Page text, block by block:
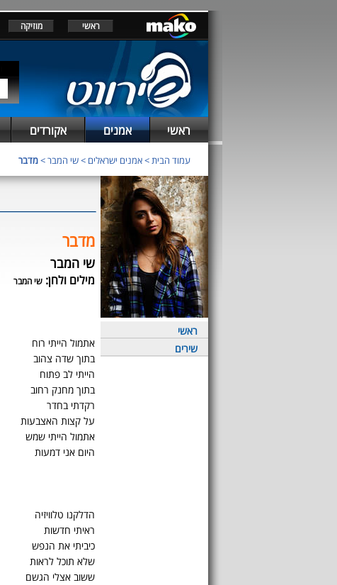
ראשי מוזיקה
ראשי אמנים אקורדים
עמוד הבית>אמנים ישראלים >שי המבר>מדבר
ראשי
שירים
מדבר
שי המבר
מילים ולחן: שי המבר
אתמול הייתי רוח
בתוך שדה צהוב
הייתי לב פתוח
בתוך מחנק רחוב
רקדתי בחדר
על קצות האצבעות
אתמול הייתי שמש
היום אני דמעות
הדלקנו טלוויזיה
ראיתי חדשות
כיביתי את הנפש
שלא תוכל לראות
ששוב אצלי הגשם